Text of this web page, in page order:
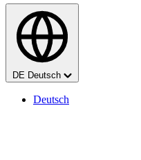
Sprache
DE Deutsch
Deutsch